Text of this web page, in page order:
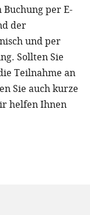
per E-
der
und per
Sollten Sie
Teilnahme an
Sie auch kurze
helfen Ihnen